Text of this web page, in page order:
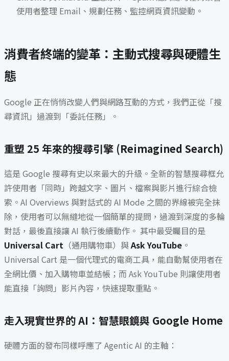
使用者整理 Email、規劃任務、監控網頁資訊變動。
消費者終端的變革：主動式搜尋與硬體生
態
Google 正在悄悄改變人們與網路互動的方式，我們正從「搜
尋資訊」過渡到「委託任務」。
重塑 25 年來的搜尋引擎 (Reimagined Search)
這是 Google 搜尋有史以來最大的升級。全新的智慧搜尋框允
許使用者「同時」跨越文字、圖片、檔案與影片進行綜合檢
索。AI Overviews 與對話式的 AI Mode 之間的界線被完全抹
除，使用者可以無縫地從一個簡單的提問，過渡到深度的多輪
對話，最後直接讓 AI 執行後續動作。 其中最受矚目的是
Universal Cart （通用購物車）與Ask YouTube 。
Universal Cart 是一個代理式的電商工具，能自動幫使用者在
全網比價、加入購物車並結帳；而 Ask YouTube 則讓使用者
能直接「詢問」影片內容，快速提取重點。
走入現實世界的 AI：智慧眼鏡與 Google Home
硬體方面的發布同樣呼應了 Agentic AI 的主軸：